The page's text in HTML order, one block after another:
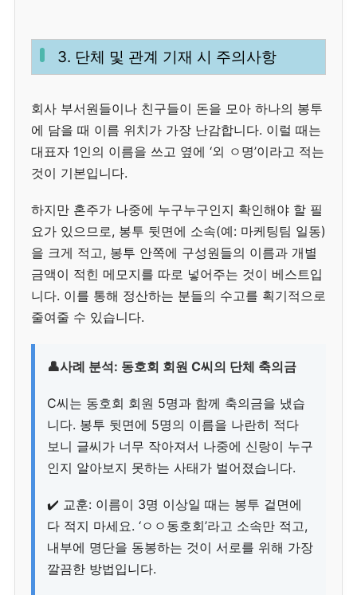
3. 단체 및 관계 기재 시 주의사항
회사 부서원들이나 친구들이 돈을 모아 하나의 봉투
에 담을 때 이름 위치가 가장 난감합니다. 이럴 때는
대표자 1인의 이름을 쓰고 옆에 ‘외 ㅇ명’이라고 적는
것이 기본입니다.
하지만 혼주가 나중에 누구누구인지 확인해야 할 필
요가 있으므로, 봉투 뒷면에 소속(예: 마케팅팀 일동)
을 크게 적고, 봉투 안쪽에 구성원들의 이름과 개별
금액이 적힌 메모지를 따로 넣어주는 것이 베스트입
니다. 이를 통해 정산하는 분들의 수고를 획기적으로
줄여줄 수 있습니다.
👤사례 분석: 동호회 회원 C씨의 단체 축의금
C씨는 동호회 회원 5명과 함께 축의금을 냈습
니다. 봉투 뒷면에 5명의 이름을 나란히 적다
보니 글씨가 너무 작아져서 나중에 신랑이 누구
인지 알아보지 못하는 사태가 벌어졌습니다.
✔️ 교훈: 이름이 3명 이상일 때는 봉투 겉면에
다 적지 마세요. ‘ㅇㅇ동호회’라고 소속만 적고,
내부에 명단을 동봉하는 것이 서로를 위해 가장
깔끔한 방법입니다.